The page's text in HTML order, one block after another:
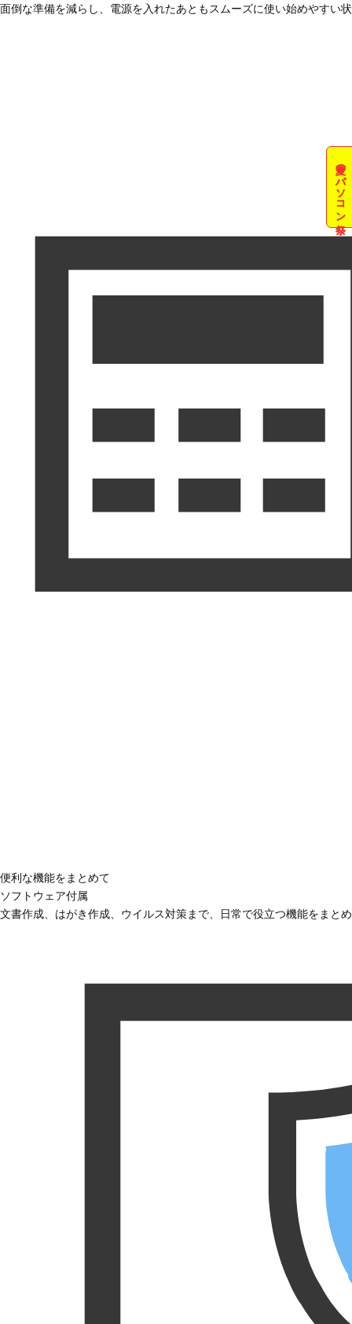
夏のパソコン祭
面倒な準備を減らし、電源を入れたあともスムーズに使い始めやすい
便利な機能をまとめて
ソフトウェア付属
文書作成、はがき作成、ウイルス対策まで、日常で役立つ機能をまと